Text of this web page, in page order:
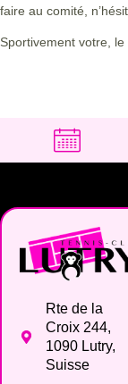
faire au comité,
Sportivement votre, le
Rte de la
Croix 244,
1090 Lutry,
Suisse